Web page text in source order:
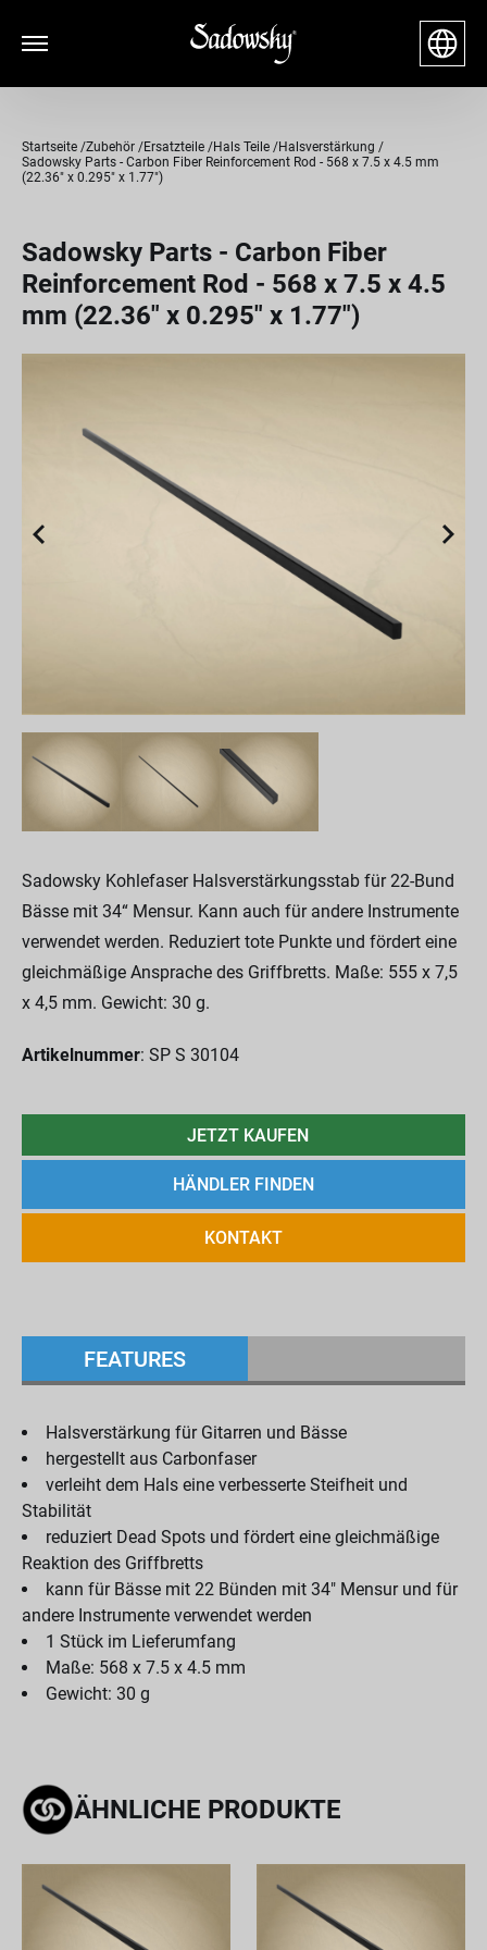
Startseite Zubehör Ersatzteile Hals Teile
Halsverstärkung
Sadowsky Parts - Carbon Fiber Reinforcement Rod - 568 x 7.5 x 4.5 mm
(22.36" x 0.295" x 1.77")
Sadowsky Parts - Carbon Fiber
Reinforcement Rod - 568 x 7.5 x 4.5
mm (22.36" x 0.295" x 1.77")
Sadowsky Kohlefaser Halsverstärkungsstab für 22-Bund
Bässe mit 34“ Mensur. Kann auch für andere Instrumente
verwendet werden. Reduziert tote Punkte und fördert eine
gleichmäßige Ansprache des Griffbretts. Maße: 555 x 7,5
x 4,5 mm. Gewicht: 30 g.
Artikelnummer: SP S 30104
JETZT KAUFEN
HÄNDLER FINDEN
KONTAKT
FEATURES
Halsverstärkung für Gitarren und Bässe
hergestellt aus Carbonfaser
verleiht dem Hals eine verbesserte Steifheit und
Stabilität
reduziert Dead Spots und fördert eine gleichmäßige
Reaktion des Griffbretts
kann für Bässe mit 22 Bünden mit 34" Mensur und für
andere Instrumente verwendet werden
1 Stück im Lieferumfang
Maße: 568 x 7.5 x 4.5 mm
Gewicht: 30 g
ÄHNLICHE PRODUKTE